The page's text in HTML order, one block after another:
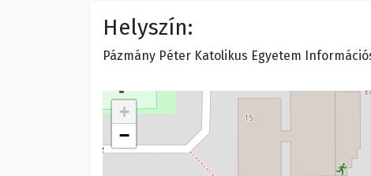
Helyszín:
Pázmány Péter Katolikus Egyetem
+
−